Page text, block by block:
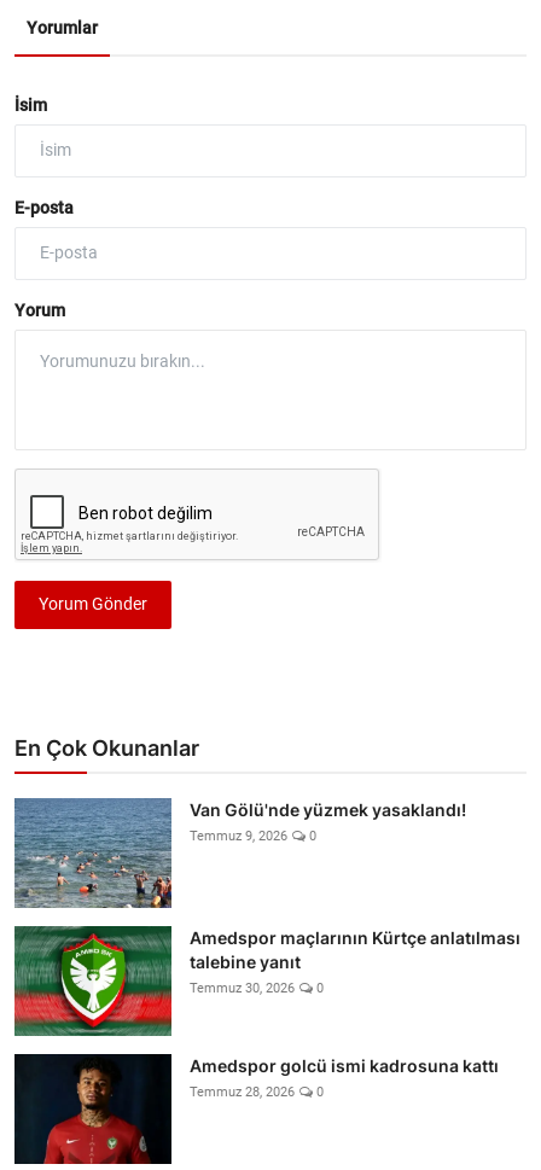
Yorumlar
İsim
E-posta
Yorum
Yorum Gönder
En Çok Okunanlar
Van Gölü'nde yüzmek yasaklandı!
Temmuz 9, 2026 0
Amedspor maçlarının Kürtçe anlatılması
talebine yanıt
Temmuz 30, 2026 0
Amedspor golcü ismi kadrosuna kattı
Temmuz 28, 2026 0